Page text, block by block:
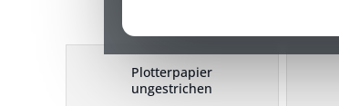
Plotterpapier
ungestrichen